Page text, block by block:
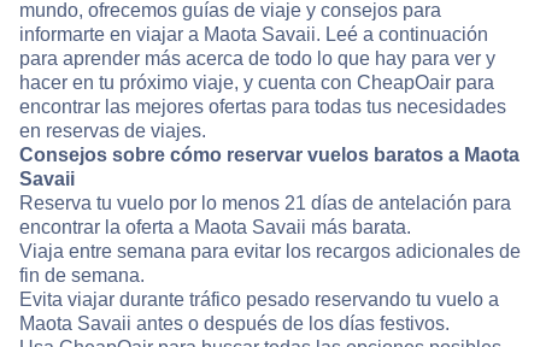
mundo, ofrecemos guías de viaje y consejos para
informarte en viajar a Maota Savaii. Leé a continuación
para aprender más acerca de todo lo que hay para ver y
hacer en tu próximo viaje, y cuenta con CheapOair para
encontrar las mejores ofertas para todas tus necesidades
en reservas de viajes.
Consejos sobre cómo reservar vuelos baratos a Maota
Savaii
Reserva tu vuelo por lo menos 21 días de antelación para
encontrar la oferta a Maota Savaii más barata.
Viaja entre semana para evitar los recargos adicionales de
fin de semana.
Evita viajar durante tráfico pesado reservando tu vuelo a
Maota Savaii antes o después de los días festivos.